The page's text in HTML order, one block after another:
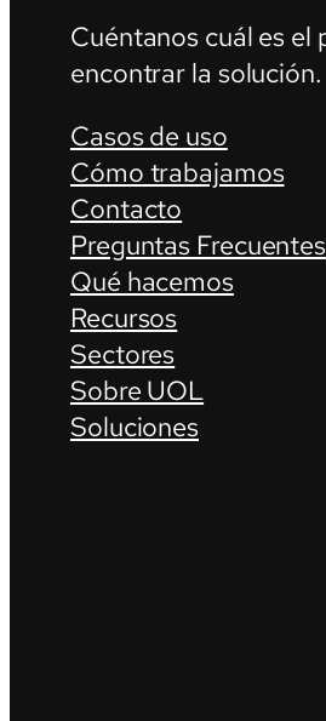
Cuéntanos cuál es
encontrar la solución.
Casos de uso
Cómo trabajamos
Contacto
Preguntas Frecuentes
Qué hacemos
Recursos
Sectores
Sobre UOL
Soluciones